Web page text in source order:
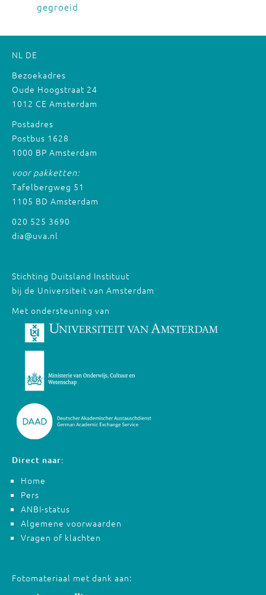
gegroeid
NL DE
Bezoekadres
Oude Hoogstraat 24
1012 CE Amsterdam
Postadres
Postbus 1628
1000 BP Amsterdam
voor pakketten:
Tafelbergweg 51
1105 BD Amsterdam
020 525 3690
dia@uva.nl
Stichting Duitsland Instituut
bij de Universiteit van Amsterdam
Met ondersteuning van
Direct naar:
Home
Pers
ANBI-status
Algemene voorwaarden
Vragen of klachten
Fotomateriaal met dank aan: